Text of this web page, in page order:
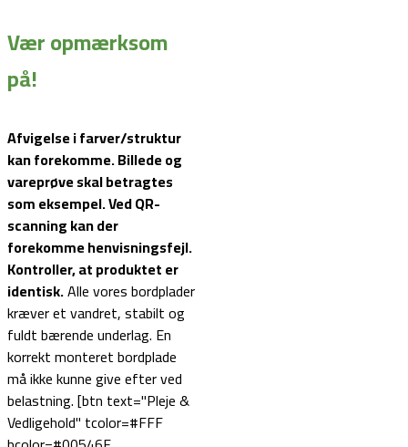
Vær opmærksom
på!
Afvigelse i farver/struktur
kan forekomme. Billede og
vareprøve skal betragtes
som eksempel.Ved QR-
scanning kan der
forekomme henvisningsfejl.
Kontroller, at produktet er
identisk.Alle vores bordplader
kræver et vandret, stabilt og
fuldt bærende underlag. En
korrekt monteret bordplade
må ikke kunne give efter ved
belastning. [btn text="Pleje &
Vedligehold" tcolor=#FFF